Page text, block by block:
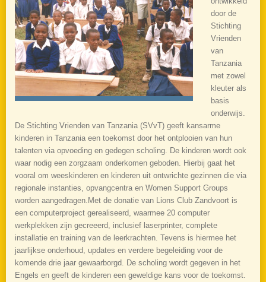
door de
Stichting
Vrienden
van
Tanzania
met zowel
kleuter als
basis
onderwijs.
De Stichting Vrienden van Tanzania (SVvT) geeft kansarme
kinderen in Tanzania een toekomst door het ontplooien van hun
talenten via opvoeding en gedegen scholing. De kinderen wordt ook
waar nodig een zorgzaam onderkomen geboden. Hierbij gaat het
vooral om weeskinderen en kinderen uit ontwrichte gezinnen die via
regionale instanties, opvangcentra en Women Support Groups
worden aangedragen.Met de donatie van Lions Club Zandvoort is
een computerproject gerealiseerd, waarmee 20 computer
werkplekken zijn gecreeerd, inclusief laserprinter, complete
installatie en training van de leerkrachten. Tevens is hiermee het
jaarlijkse onderhoud, updates en verdere begeleiding voor de
komende drie jaar gewaarborgd. De scholing wordt gegeven in het
Engels en geeft de kinderen een geweldige kans voor de toekomst.